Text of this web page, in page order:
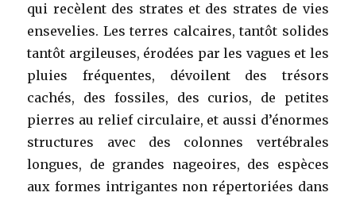
qui recèlent des strates et des strates de vies
ensevelies. Les terres calcaires, tantôt solides
tantôt argileuses, érodées par les vagues et les
pluies fréquentes, dévoilent des trésors
cachés, des fossiles, des curios, de petites
pierres au relief circulaire, et aussi d’énormes
structures avec des colonnes vertébrales
longues, de grandes nageoires, des espèces
aux formes intrigantes non répertoriées dans